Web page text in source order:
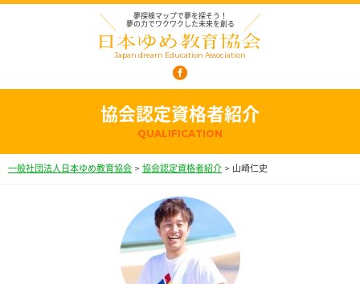
夢探検マップで夢を探そう！
夢の力でワクワクした未来を創る
Japan dream Education Association
協会認定資格者紹介
QUALIFICATION
一般社団法人日本ゆめ教育協会 > 協会認定資格者紹介 > 山崎仁史